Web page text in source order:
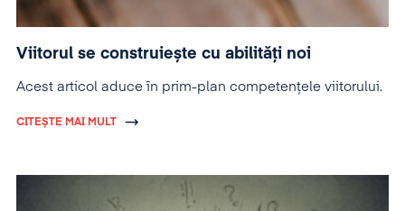
Viitorul se construiește cu abilități noi
Acest articol aduce în prim-plan competențele viitorului.
CITEȘTE MAI MULT